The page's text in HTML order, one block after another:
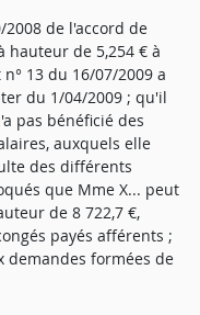
de l'accord de
hauteur de 5,254 € à
13 du 16/07/2009 a
du 1/04/2009 ; qu'il
pas bénéficié des
auxquels elle
des différents
que Mme X... peut
de 8 722,7 €,
payés afférents ;
demandes formées de